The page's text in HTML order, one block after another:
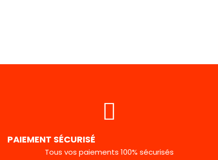
PAIEMENT SÉCURISÉ
Tous vos paiements 100% sécurisés